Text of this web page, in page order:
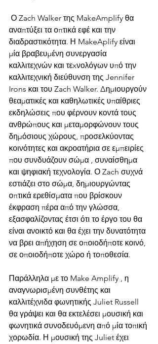
αναπτύξει τα οπτικά εφέ και την
διαδραστικότητα. Η MakeAplify είναι
μία βραβευμένη συνεργασία
καλλιτεχνών και τεxνολόγων υπό την
καλλιτεχνική διεύθυνση της Jennifer
Irons και του Zach Walker. Δημιουργούν
θεαματικές και καθηλωτικές υπαίθριες
εκδηλώσεις που φέρνουν κοντά τους
ανθρώπους και μεταμορφώνουν τους
δημόσιους χώρους, προσελκύοντας
κοινότητες και ακροατήρια σε εμπειρίες
που συνδυάζουν σώμα , συναίσθημα
και ψηφιακή τεχνολογία. Ο Zach συχνά
εστιάζει στο σώμα, δημιουργώντας
οπτικά ερεθίσματα που βρίσκουν
έκφραση πέρα από την γλώσσα,
εξασφαλίζοντας έτσι ότι το έργο του θα
είναι ανοικτό και θα έχει την δυνατότητα
να βρει απήχηση σε οποιοδήποτε κοινό,
σε οποιοδήποτε χώρο ή τοποθεσία.
Παράλληλα με το Make Amplify , η
αναγνωρισμένη συνθέτης και
καλλιτέχνιδα φωνητικής Juliet Russell
θα γράψει και θα εκτελέσει μουσική και
φωνητικά συνοδευόμενη από μία τοπική
χορωδία. Η μουσική της Juliet έχει